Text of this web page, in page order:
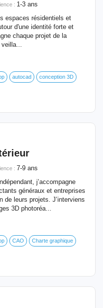
: 1-3 ans
espaces résidentiels et
d'une identité forte et
chaque projet de la
veilla...
autocad conception 3D
: 7-9 ans
j’accompagne
généraux et entreprises
de leurs projets. J’interviens
3D photoréa...
CAO Charte graphique